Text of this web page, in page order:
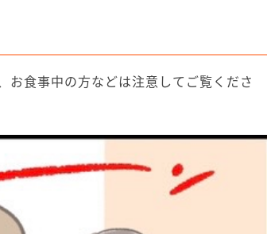
食事中の方などは注意してご覧くださ